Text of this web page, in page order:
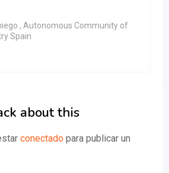
, Autonomous Community of
Spain
about this
conectado para publicar un